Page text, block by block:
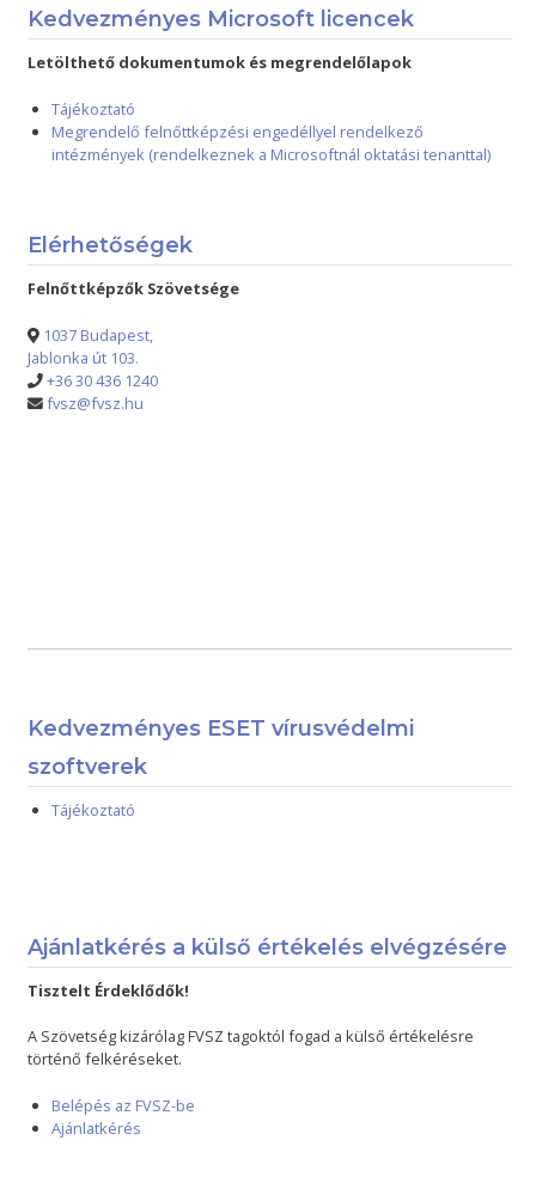
Kedvezményes Microsoft licencek
Letölthető dokumentumok és megrendelőlapok
Tájékoztató
Megrendelő felnőttképzési engedéllyel rendelkező
intézmények (rendelkeznek a Microsoftnál oktatási tenanttal)
Elérhetőségek
Felnőttképzők Szövetsége
1037 Budapest,
Jablonka út 103.
+36 30 436 1240
fvsz@fvsz.hu
Kedvezményes ESET vírusvédelmi
szoftverek
Tájékoztató
Ajánlatkérés a külső értékelés elvégzésére
Tisztelt Érdeklődők!
A Szövetség kizárólag FVSZ tagoktól fogad a külső értékelésre
történő felkéréseket.
Belépés az FVSZ-be
Ajánlatkérés